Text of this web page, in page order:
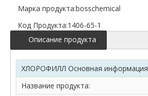
Марка продукта:bosschemical
Код Продукта:1406-65-1
Описание продукта
ХЛОРОФИЛЛ Основная информация
Название продукта: